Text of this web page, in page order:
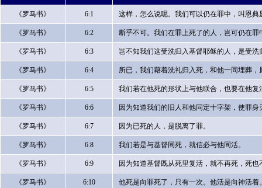
《罗马书》 6:1 这样，怎么说呢。我们可以仍在罪中，叫恩典
《罗马书》 6:2 断乎不可。我们在罪上死了的人，岂可仍在罪
《罗马书》 6:3 岂不知我们这受洗归入基督耶稣的人，是受洗
《罗马书》 6:4 所已，我们藉着洗礼归入死，和他一同埋葬
《罗马书》 6:5 我们若在他死的形状上与他联合，也要在他复
《罗马书》 6:6 因为知道我们的旧人和他同定十字架，使罪
《罗马书》 6:7 因为已死的人，是脱离了罪。
《罗马书》 6:8 我们若是与基督同死，就信必与他同活。
《罗马书》 6:9 因为知道基督既从死里复活，就不再死，死也
《罗马书》 6:10 他死是向罪死了，只有一次。他活是向神活着